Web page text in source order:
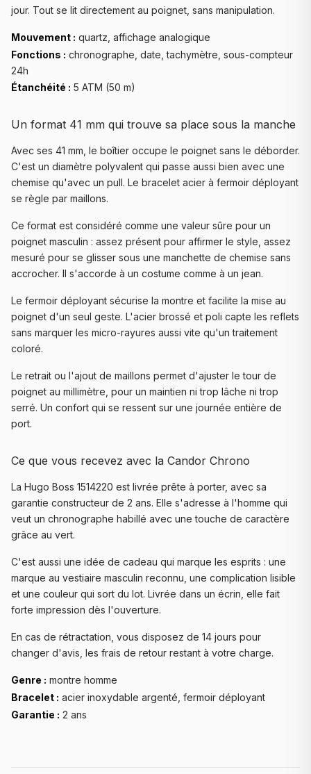
jour. Tout se lit directement au poignet, sans manipulation.
Mouvement : quartz, affichage analogique
Fonctions : chronographe, date, tachymètre, sous-compteur
24h
Étanchéité : 5 ATM (50 m)
Un format 41 mm qui trouve sa place sous la manche
Avec ses 41 mm, le boîtier occupe le poignet sans le déborder.
C'est un diamètre polyvalent qui passe aussi bien avec une
chemise qu'avec un pull. Le bracelet acier à fermoir déployant
se règle par maillons.
Ce format est considéré comme une valeur sûre pour un
poignet masculin : assez présent pour affirmer le style, assez
mesuré pour se glisser sous une manchette de chemise sans
accrocher. Il s'accorde à un costume comme à un jean.
Le fermoir déployant sécurise la montre et facilite la mise au
poignet d'un seul geste. L'acier brossé et poli capte les reflets
sans marquer les micro-rayures aussi vite qu'un traitement
coloré.
Le retrait ou l'ajout de maillons permet d'ajuster le tour de
poignet au millimètre, pour un maintien ni trop lâche ni trop
serré. Un confort qui se ressent sur une journée entière de
port.
Ce que vous recevez avec la Candor Chrono
La Hugo Boss 1514220 est livrée prête à porter, avec sa
garantie constructeur de 2 ans. Elle s'adresse à l'homme qui
veut un chronographe habillé avec une touche de caractère
grâce au vert.
C'est aussi une idée de cadeau qui marque les esprits : une
marque au vestiaire masculin reconnu, une complication lisible
et une couleur qui sort du lot. Livrée dans un écrin, elle fait
forte impression dès l'ouverture.
En cas de rétractation, vous disposez de 14 jours pour
changer d'avis, les frais de retour restant à votre charge.
Genre : montre homme
Bracelet : acier inoxydable argenté, fermoir déployant
Garantie : 2 ans